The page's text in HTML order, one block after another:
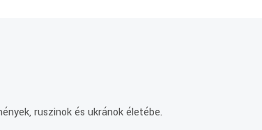
ruszinok és ukránok életébe.